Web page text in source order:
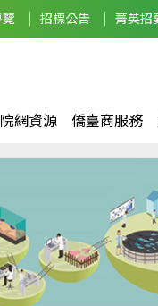
招標公告 菁英招
院網資源 僑臺商服務